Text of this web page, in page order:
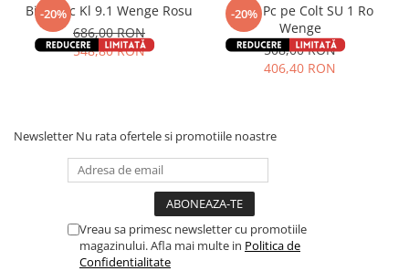
-20%
Birou Pc Kl 9.1 Wenge Rosu
686,00 RON
548,80 RON
-20%
Birou Pc pe Colt SU 1 Ro
Wenge
508,00 RON
406,40 RON
Newsletter Nu rata ofertele si promotiile noastre
Vreau sa primesc newsletter cu promotiile
magazinului. Afla mai multe in Politica de
Confidentialitate